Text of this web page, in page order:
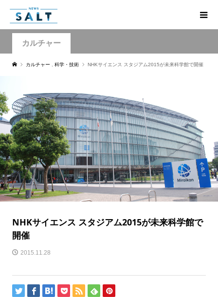
カルチャー
カルチャー 科学・技術 NHKサイエンス スタジアム2015が未来科学館で開催
NHKサイエンス スタジアム2015が未来科学館で
開催
2015.11.28